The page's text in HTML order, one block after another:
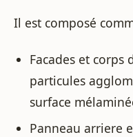
Il est composé
Facades et corps
particules
surface
Panneau arriere